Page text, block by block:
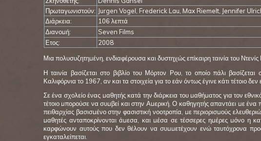
Πρωταγωνιστούν: Jurgen Vogel, Frederick Lau, Max Riemelt, Jennifer
Διάρκεια:
106 λεπτά
Διανομή:
Seven Films
Ετος:
2008
Μια πολυσυζητημένη, ενδιαφέρουσα και δυστηχώς επίκαιρη ταινία του
Η ταινία βασίζεται στο βιβλίο του Μόρτον Ρου, το οποίο πάλι
Καλιφόρνια το 1967, αν και τα στοιχεία για το εάν όντως έγινε κάτι τέτοιο δεν
Σε ένα σχολείο ένας μαθητής κατά την διάρκεια του μαθήματος για τον
τέτοιο μπορούσε να συμβεί και στην Αμερική. Ο καθηγητής απαντάει με
πειθαρχίας βασισμένο στην φασιστική νοοτροπία, με περιορισμούς
μαθητές ανταποκρίνονται άμεσα, και μέσα σε τέσσερες ημέρες μόνο η
καρφώνουν αυτούς που δεν θέλουν να συμμετέχουν ενώ ταυτόχρονα
εγκαταλείπεται.